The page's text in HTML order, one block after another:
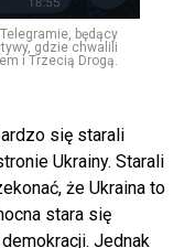
będący
gdzie chwalili
i Trzecią Drogą.
się starali
Ukrainy. Starali
że Ukraina to
stara się
Jednak